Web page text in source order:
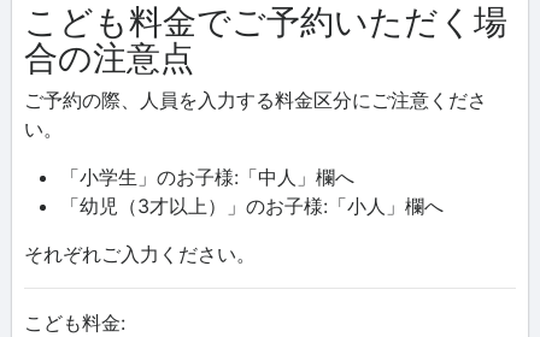
こども料金でご予約いただく場
合の注意点
ご予約の際、人員を入力する料金区分にご注意くださ
い。
「小学生」のお子様:「中人」欄へ
「幼児（3才以上）」のお子様:「小人」欄へ
それぞれご入力ください。
こども料金: